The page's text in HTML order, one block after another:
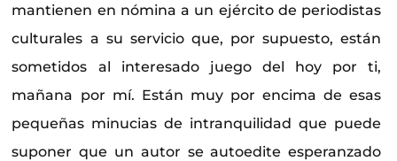
mantienen en nómina a un ejército de periodistas
culturales a su servicio que, por supuesto, están
sometidos al interesado juego del hoy por ti,
mañana por mí. Están muy por encima de esas
pequeñas minucias de intranquilidad que puede
suponer que un autor se autoedite esperanzado